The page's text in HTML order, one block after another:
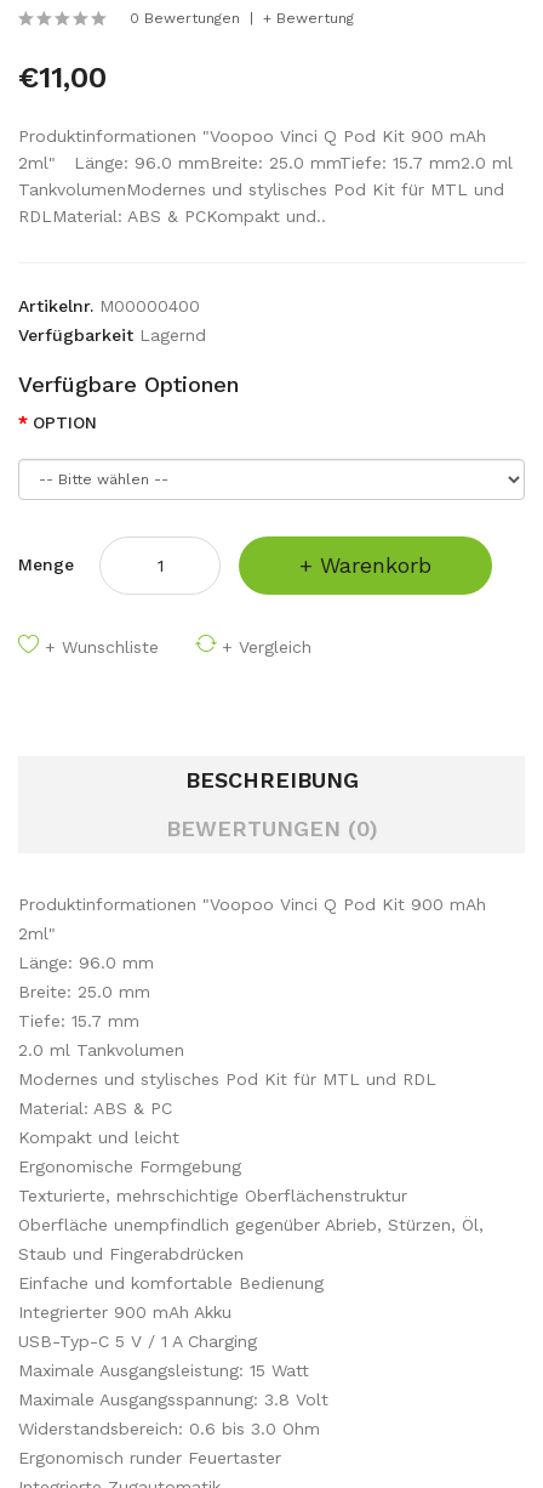
0 Bewertungen + Bewertung
€11,00
Produktinformationen "Voopoo Vinci Q Pod Kit 900 mAh
2ml" Länge: 96.0 mmBreite: 25.0 mmTiefe: 15.7 mm2.0 ml
TankvolumenModernes und stylisches Pod Kit für MTL und
RDLMaterial: ABS & PCKompakt und..
Artikelnr. M00000400
Verfügbarkeit Lagernd
Verfügbare Optionen
OPTION
Menge + Warenkorb
+ Wunschliste + Vergleich
BESCHREIBUNG
BEWERTUNGEN (0)
Produktinformationen "Voopoo Vinci Q Pod Kit 900 mAh
2ml"
Länge: 96.0 mm
Breite: 25.0 mm
Tiefe: 15.7 mm
2.0 ml Tankvolumen
Modernes und stylisches Pod Kit für MTL und RDL
Material: ABS & PC
Kompakt und leicht
Ergonomische Formgebung
Texturierte, mehrschichtige Oberflächenstruktur
Oberfläche unempfindlich gegenüber Abrieb, Stürzen, Öl,
Staub und Fingerabdrücken
Einfache und komfortable Bedienung
Integrierter 900 mAh Akku
USB-Typ-C 5 V / 1 A Charging
Maximale Ausgangsleistung: 15 Watt
Maximale Ausgangsspannung: 3.8 Volt
Widerstandsbereich: 0.6 bis 3.0 Ohm
Ergonomisch runder Feuertaster